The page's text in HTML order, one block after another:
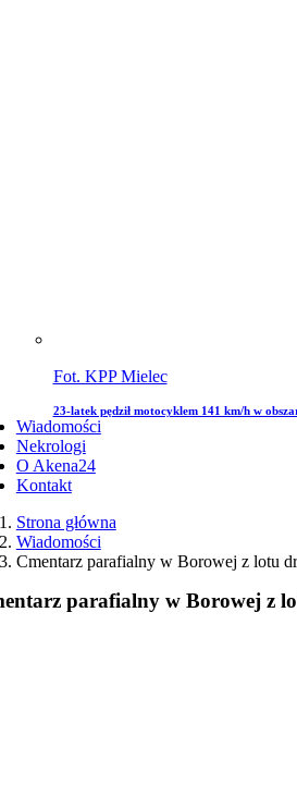
Fot. KPP Mielec
23-latek pędził motocyklem 141 km/h w
Wiadomości
Nekrologi
O Akena24
Kontakt
Strona główna
Wiadomości
Cmentarz parafialny w Borowej z lotu
parafialny w Borowej z